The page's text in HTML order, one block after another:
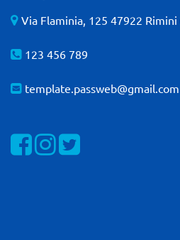
Via Flaminia, 125 47922 Rimini
123 456 789
template.passweb@gmail.com
Visualizza la nostra pagina
Visualizza il nostro
Visualizza il nostro